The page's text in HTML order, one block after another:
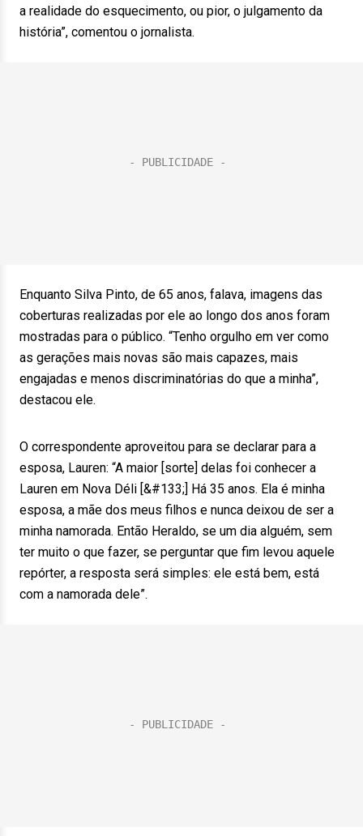
a realidade do esquecimento, ou pior, o julgamento da
história”, comentou o jornalista.
Enquanto Silva Pinto, de 65 anos, falava, imagens das
coberturas realizadas por ele ao longo dos anos foram
mostradas para o público. “Tenho orgulho em ver como
as gerações mais novas são mais capazes, mais
engajadas e menos discriminatórias do que a minha”,
destacou ele.
O correspondente aproveitou para se declarar para a
esposa, Lauren: “A maior [sorte] delas foi conhecer a
Lauren em Nova Déli [&#133;] Há 35 anos. Ela é minha
esposa, a mãe dos meus filhos e nunca deixou de ser a
minha namorada. Então Heraldo, se um dia alguém, sem
ter muito o que fazer, se perguntar que fim levou aquele
repórter, a resposta será simples: ele está bem, está
com a namorada dele”.